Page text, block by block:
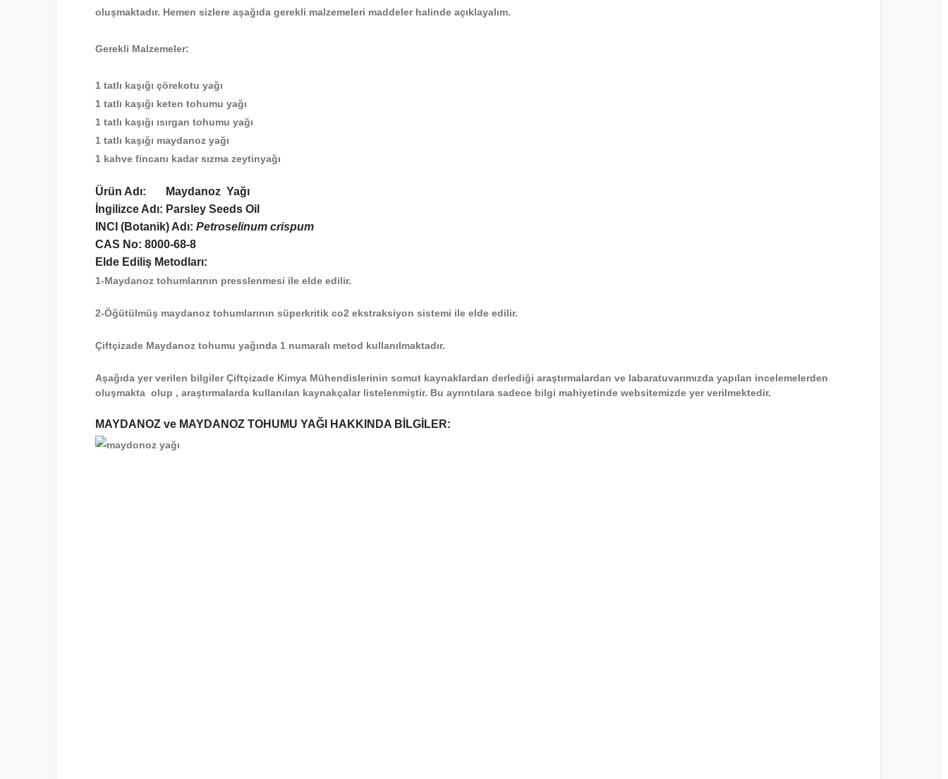
oluşmaktadır. Hemen sizlere aşağıda gerekli malzemeleri maddeler halinde açıklayalım.
Gerekli Malzemeler:
1 tatlı kaşığı çörekotu yağı
1 tatlı kaşığı keten tohumu yağı
1 tatlı kaşığı ısırgan tohumu yağı
1 tatlı kaşığı maydanoz yağı
1 kahve fincanı kadar sızma zeytinyağı
Ürün Adı: Maydanoz Yağı
İngilizce Adı: Parsley Seeds Oil
INCI (Botanik) Adı: Petroselinum crispum
CAS No: 8000-68-8
Elde Ediliş Metodları:
1-Maydanoz tohumlarının presslenmesi ile elde edilir.
2-Öğütülmüş maydanoz tohumlarının süperkritik co2 ekstraksiyon sistemi ile elde edilir.
Çiftçizade Maydanoz tohumu yağında 1 numaralı metod kullanılmaktadır.
Aşağıda yer verilen bilgiler Çiftçizade Kimya Mühendislerinin somut kaynaklardan derlediği araştırmalardan ve labaratuvarımızda yapılan incelemelerden
oluşmakta olup , araştırmalarda kullanılan kaynakçalar listelenmiştir. Bu ayrıntılara sadece bilgi mahiyetinde websitemizde yer verilmektedir.
MAYDANOZ ve MAYDANOZ TOHUMU YAĞI HAKKINDA BİLGİLER: